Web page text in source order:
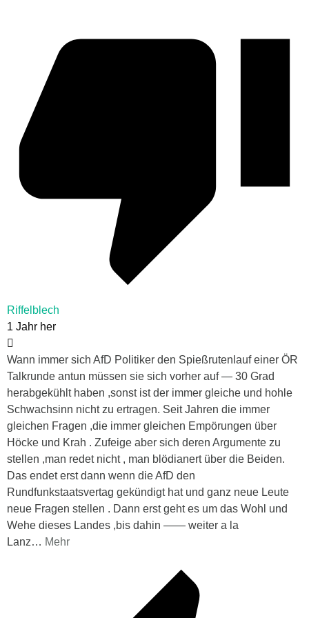
Riffelblech
1 Jahr her
Wann immer sich AfD Politiker den Spießrutenlauf einer ÖR
Talkrunde antun müssen sie sich vorher auf — 30 Grad
herabgekühlt haben ,sonst ist der immer gleiche und hohle
Schwachsinn nicht zu ertragen. Seit Jahren die immer
gleichen Fragen ,die immer gleichen Empörungen über
Höcke und Krah . Zufeige aber sich deren Argumente zu
stellen ,man redet nicht , man blödianert über die Beiden.
Das endet erst dann wenn die AfD den
Rundfunkstaatsvertag gekündigt hat und ganz neue Leute
neue Fragen stellen . Dann erst geht es um das Wohl und
Wehe dieses Landes ,bis dahin —— weiter a la
Lanz… Mehr